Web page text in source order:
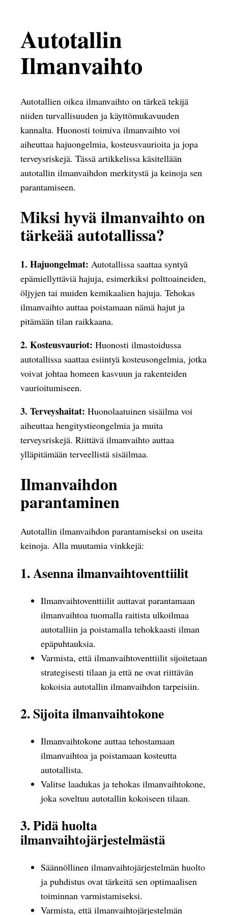
Autotallin
Ilmanvaihto
Autotallien oikea ilmanvaihto on tärkeä tekijä
niiden turvallisuuden ja käyttömukavuuden
kannalta. Huonosti toimiva ilmanvaihto voi
aiheuttaa hajuongelmia, kosteusvaurioita ja jopa
terveysriskejä. Tässä artikkelissa käsitellään
autotallin ilmanvaihdon merkitystä ja keinoja sen
parantamiseen.
Miksi hyvä ilmanvaihto on
tärkeää autotallissa?
1. Hajuongelmat: Autotallissa saattaa syntyä
epämiellyttäviä hajuja, esimerkiksi polttoaineiden,
öljyjen tai muiden kemikaalien hajuja. Tehokas
ilmanvaihto auttaa poistamaan nämä hajut ja
pitämään tilan raikkaana.
2. Kosteusvauriot: Huonosti ilmastoidussa
autotallissa saattaa esiintyä kosteusongelmia, jotka
voivat johtaa homeen kasvuun ja rakenteiden
vaurioitumiseen.
3. Terveyshaitat: Huonolaatuinen sisäilma voi
aiheuttaa hengitystieongelmia ja muita
terveysriskejä. Riittävä ilmanvaihto auttaa
ylläpitämään terveellistä sisäilmaa.
Ilmanvaihdon
parantaminen
Autotallin ilmanvaihdon parantamiseksi on useita
keinoja. Alla muutamia vinkkejä:
1. Asenna ilmanvaihtoventtiilit
Ilmanvaihtoventtiilit auttavat parantamaan
ilmanvaihtoa tuomalla raitista ulkoilmaa
autotalliin ja poistamalla tehokkaasti ilman
epäpuhtauksia.
Varmista, että ilmanvaihtoventtiilit sijoitetaan
strategisesti tilaan ja että ne ovat riittävän
kokoisia autotallin ilmanvaihdon tarpeisiin.
2. Sijoita ilmanvaihtokone
Ilmanvaihtokone auttaa tehostamaan
ilmanvaihtoa ja poistamaan kosteutta
autotallista.
Valitse laadukas ja tehokas ilmanvaihtokone,
joka soveltuu autotallin kokoiseen tilaan.
3. Pidä huolta
ilmanvaihtojärjestelmästä
Säännöllinen ilmanvaihtojärjestelmän huolto
ja puhdistus ovat tärkeitä sen optimaalisen
toiminnan varmistamiseksi.
Varmista, että ilmanvaihtojärjestelmän